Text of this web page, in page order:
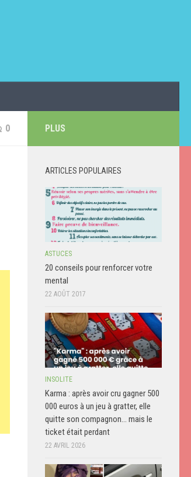
0 PLUS
ARTICLES POPULAIRES
ASTUCES
20 conseils pour renforcer votre
mental
22 AOÛT 2017
INSOLITE
Karma : après avoir cru gagner 500
000 euros à un jeu à gratter, elle
quitte son compagnon… mais le
ticket était perdant
22 AVRIL 2026